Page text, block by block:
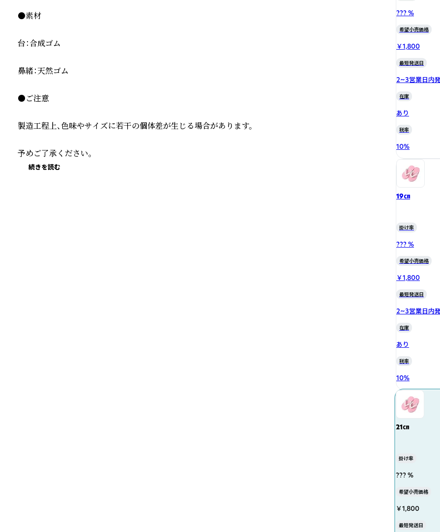
●素材
台：合成ゴム
鼻緒：天然ゴム
●ご注意
製造工程上、色味やサイズに若干の個体差が生じる場合があります。
予めご了承ください。
続きを読む
??? %
希望小売価格
￥1,800
最短発送日
2~3営業日内
在庫
あり
税率
10%
19㎝
掛け率
??? %
希望小売価格
￥1,800
最短発送日
2~3営業日内
在庫
あり
税率
10%
21㎝
掛け率
??? %
希望小売価格
￥1,800
最短発送日